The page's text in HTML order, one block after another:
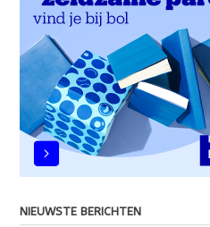
NIEUWSTE BERICHTEN